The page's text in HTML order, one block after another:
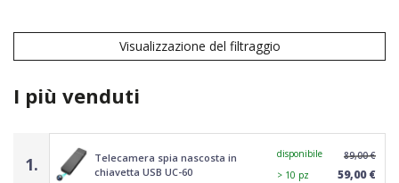
Visualizzazione del filtraggio
I più venduti
1.
Telecamera spia nascosta in
chiavetta USB UC-60
disponibile
> 10 pz
89,00 €
59,00 €